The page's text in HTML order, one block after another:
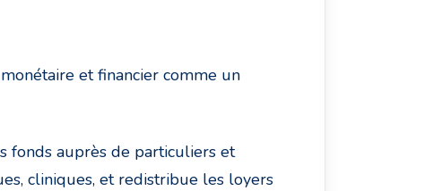
et financier comme un
fonds auprès de particuliers et
cliniques, et redistribue les loyers